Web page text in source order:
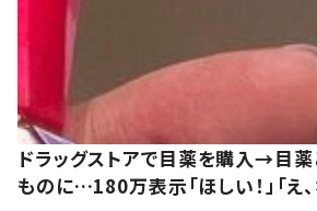
ドラッグストアで目薬を購入→目
ものに…180万表示「ほしい！」「え、